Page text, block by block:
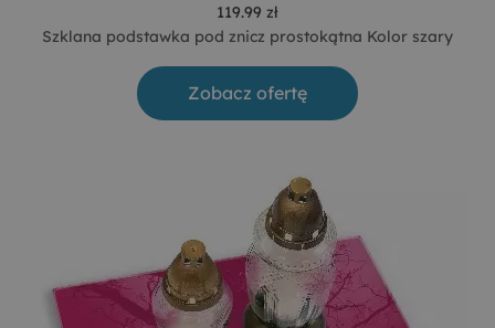
119.99 zł
Szklana podstawka pod znicz prostokątna Kolor szary
Zobacz ofertę